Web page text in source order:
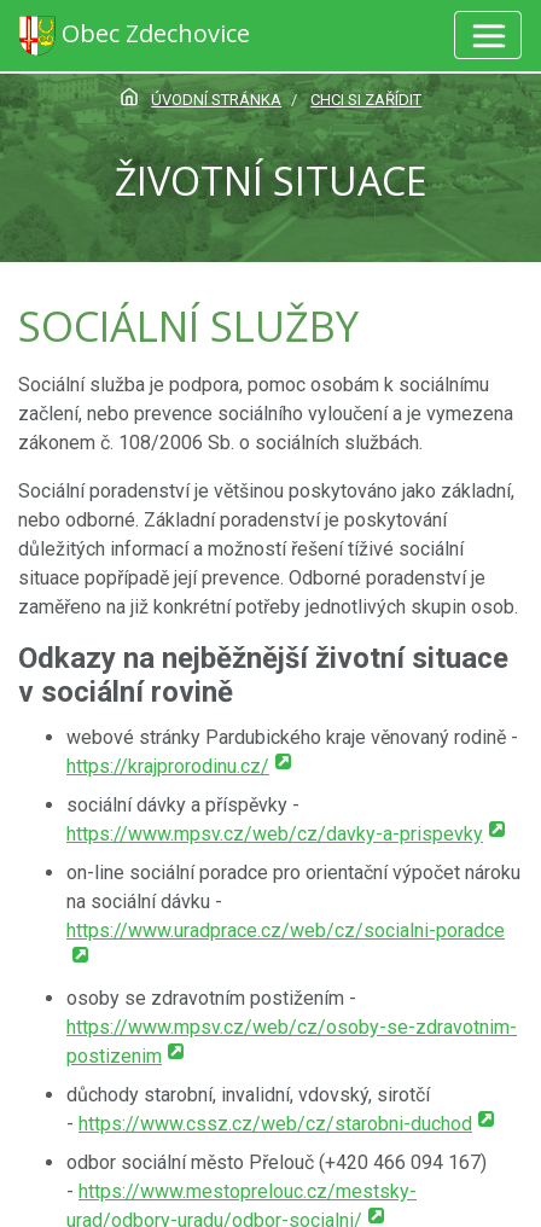
Obec Zdechovice
ÚVODNÍ STRÁNKA CHCI SI ZAŘÍDIT
ŽIVOTNÍ SITUACE
SOCIÁLNÍ SLUŽBY
Sociální služba je podpora, pomoc osobám k sociálnímu
začlení, nebo prevence sociálního vyloučení a je vymezena
zákonem č. 108/2006 Sb. o sociálních službách.
Sociální poradenství je většinou poskytováno jako základní,
nebo odborné. Základní poradenství je poskytování
důležitých informací a možností řešení tíživé sociální
situace popřípadě její prevence. Odborné poradenství je
zaměřeno na již konkrétní potřeby jednotlivých skupin osob.
Odkazy na nejběžnější životní situace
v sociální rovině
webové stránky Pardubického kraje věnovaný rodině -
https://krajprorodinu.cz/
sociální dávky a příspěvky -
https://www.mpsv.cz/web/cz/davky-a-prispevky
on-line sociální poradce pro orientační výpočet nároku
na sociální dávku -
https://www.uradprace.cz/web/cz/socialni-poradce
osoby se zdravotním postižením -
https://www.mpsv.cz/web/cz/osoby-se-zdravotnim-
postizenim
důchody starobní, invalidní, vdovský, sirotčí
- https://www.cssz.cz/web/cz/starobni-duchod
odbor sociální město Přelouč (+420 466 094 167)
- https://www.mestoprelouc.cz/mestsky-
urad/odbory-uradu/odbor-socialni/